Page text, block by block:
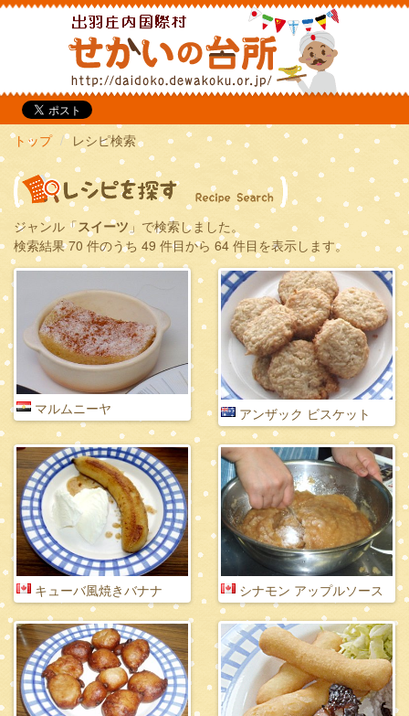
だいどこ
トップ レシピ検索
ジャンル「スイーツ」で検索しました。
検索結果 70 件のうち 49 件目から 64 件目を表示します。
マルムニーヤ アンザック ビスケット
キューバ風焼きバナナ シナモン アップルソース